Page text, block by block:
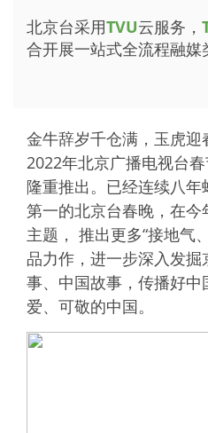
北京台采用TVU云服务，
合开展一站式全流程融媒
金牛辞岁千仓满，玉虎迎
2022年北京广播电视台
隆重推出。已经连续八
第一的北京台春晚，在今
主题， 推出更多“接地气
品力作，进一步深入发
事、中国故事，传播好
爱、可敬的中国。